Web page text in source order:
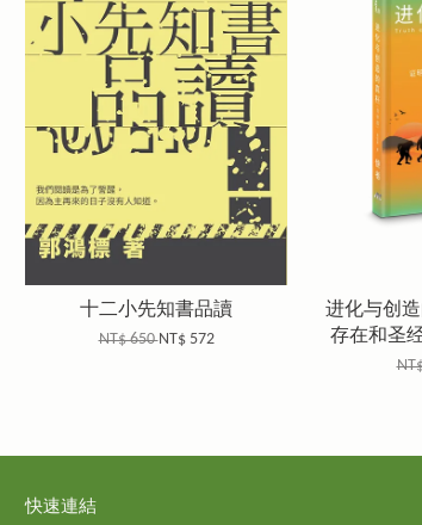
十二小先知書品讀
NT$ 650NT$ 572
进化与创
存在和圣
快速連結